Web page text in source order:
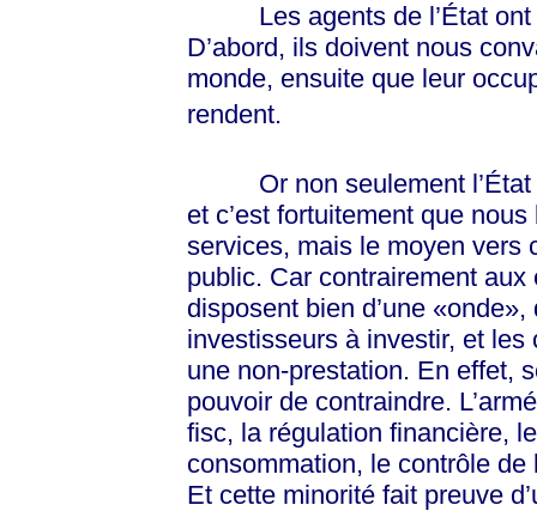
Les agents de l’État ont
D’abord, ils doivent nous
monde, ensuite que leur
rendent.
Or non seulement l’État a
et c’est fortuitement que
services, mais le moyen vers
public. Car contrairement aux
disposent bien d’une
investisseurs à investir, et les
une non-prestation. En effet,
pouvoir de contraindre.
fisc, la régulation financière,
consommation, le contrôle
Et cette minorité fait preuve